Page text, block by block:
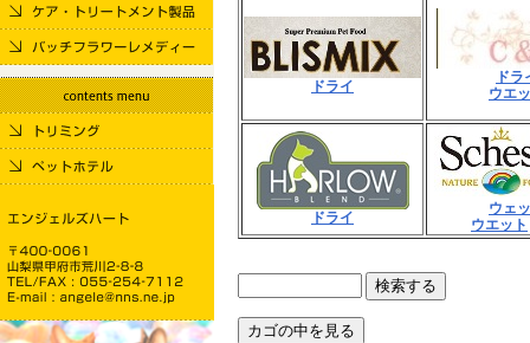
ドライ
ドラ
ウエ
ドライ
ウェ
ウエット